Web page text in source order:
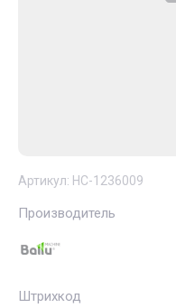
Артикул: НС-1236009
Производитель
Штрихкод